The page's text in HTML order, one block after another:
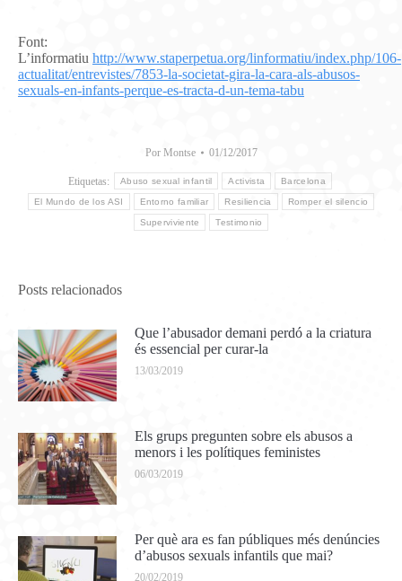
Font:
L’informatiu http://www.staperpetua.org/linformatiu/index.php/106-
actualitat/entrevistes/7853-la-societat-gira-la-cara-als-abusos-
sexuals-en-infants-perque-es-tracta-d-un-tema-tabu
Por Montse 01/12/2017
Etiquetas: Abuso sexual infantil Activista Barcelona
El Mundo de los ASI Entorno familiar Resiliencia Romper el silencio
Superviviente Testimonio
Posts relacionados
Que l’abusador demani perdó a la criatura
és essencial per curar-la
13/03/2019
Els grups pregunten sobre els abusos a
menors i les polítiques feministes
06/03/2019
Per què ara es fan públiques més denúncies
d’abusos sexuals infantils que mai?
20/02/2019